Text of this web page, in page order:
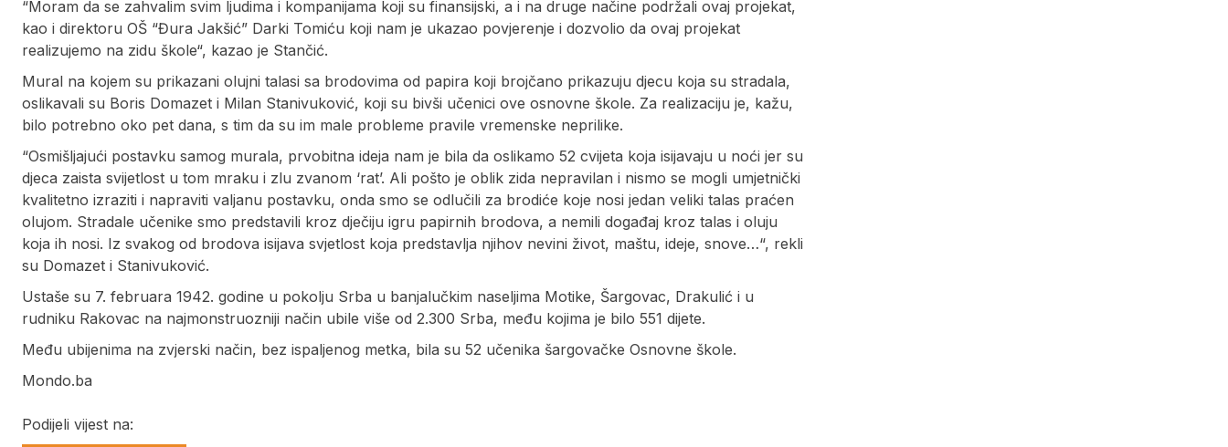
“Moram da se zahvalim svim ljudima i kompanijama koji su finansijski, a i na druge načine podržali ovaj projekat,
kao i direktoru OŠ “Đura Jakšić” Darki Tomiću koji nam je ukazao povjerenje i dozvolio da ovaj projekat
realizujemo na zidu škole“, kazao je Stančić.
Mural na kojem su prikazani olujni talasi sa brodovima od papira koji brojčano prikazuju djecu koja su stradala,
oslikavali su Boris Domazet i Milan Stanivuković, koji su bivši učenici ove osnovne škole. Za realizaciju je, kažu,
bilo potrebno oko pet dana, s tim da su im male probleme pravile vremenske neprilike.
“Osmišljajući postavku samog murala, prvobitna ideja nam je bila da oslikamo 52 cvijeta koja isijavaju u noći jer su
djeca zaista svijetlost u tom mraku i zlu zvanom ‘rat’. Ali pošto je oblik zida nepravilan i nismo se mogli umjetnički
kvalitetno izraziti i napraviti valjanu postavku, onda smo se odlučili za brodiće koje nosi jedan veliki talas praćen
olujom. Stradale učenike smo predstavili kroz dječiju igru papirnih brodova, a nemili događaj kroz talas i oluju
koja ih nosi. Iz svakog od brodova isijava svjetlost koja predstavlja njihov nevini život, maštu, ideje, snove…“, rekli
su Domazet i Stanivuković.
Ustaše su 7. februara 1942. godine u pokolju Srba u banjalučkim naseljima Motike, Šargovac, Drakulić i u
rudniku Rakovac na najmonstruozniji način ubile više od 2.300 Srba, među kojima je bilo 551 dijete.
Među ubijenima na zvjerski način, bez ispaljenog metka, bila su 52 učenika šargovačke Osnovne škole.
Mondo.ba
Podijeli vijest na: